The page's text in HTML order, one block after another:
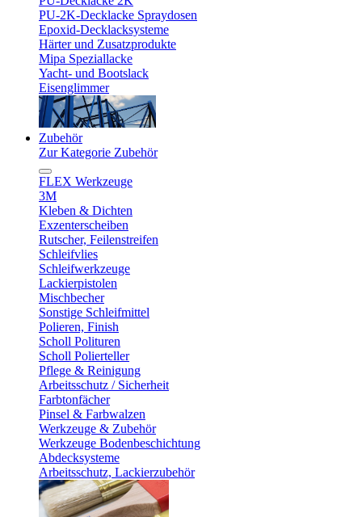
PU-2K-Decklacke Spraydosen
Epoxid-Decklacksysteme
Härter und Zusatzprodukte
Mipa Speziallacke
Yacht- und Bootslack
Eisenglimmer
Zubehör
Zur Kategorie Zubehör
FLEX Werkzeuge
3M
Kleben & Dichten
Exzenterscheiben
Rutscher, Feilenstreifen
Schleifvlies
Schleifwerkzeuge
Lackierpistolen
Mischbecher
Sonstige Schleifmittel
Polieren, Finish
Scholl Polituren
Scholl Polierteller
Pflege & Reinigung
Arbeitsschutz / Sicherheit
Farbtonfächer
Pinsel & Farbwalzen
Werkzeuge & Zubehör
Werkzeuge Bodenbeschichtung
Abdecksysteme
Arbeitsschutz, Lackierzubehör